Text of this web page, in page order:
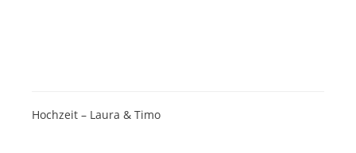
Hochzeit – Laura & Timo